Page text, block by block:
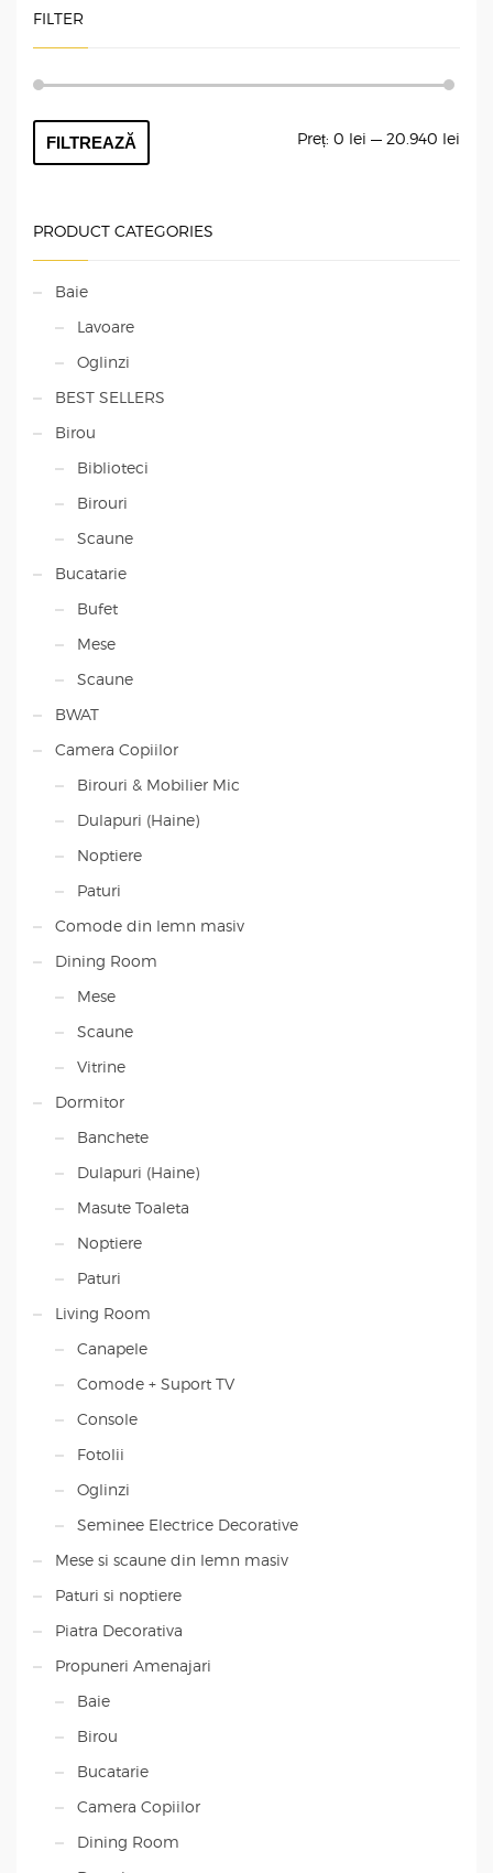
FILTER
FILTREAZĂ Preț: 0 lei — 20.940 lei
PRODUCT CATEGORIES
Baie
Lavoare
Oglinzi
BEST SELLERS
Birou
Biblioteci
Birouri
Scaune
Bucatarie
Bufet
Mese
Scaune
BWAT
Camera Copiilor
Birouri & Mobilier Mic
Dulapuri (Haine)
Noptiere
Paturi
Comode din lemn masiv
Dining Room
Mese
Scaune
Vitrine
Dormitor
Banchete
Dulapuri (Haine)
Masute Toaleta
Noptiere
Paturi
Living Room
Canapele
Comode + Suport TV
Console
Fotolii
Oglinzi
Seminee Electrice Decorative
Mese si scaune din lemn masiv
Paturi si noptiere
Piatra Decorativa
Propuneri Amenajari
Baie
Birou
Bucatarie
Camera Copiilor
Dining Room